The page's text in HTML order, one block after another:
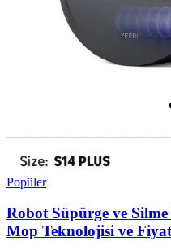
Popüler
Robot Süpürge ve
Mop Teknolojisi ve